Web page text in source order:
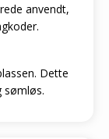
anvendt,
Dette
sømløs.